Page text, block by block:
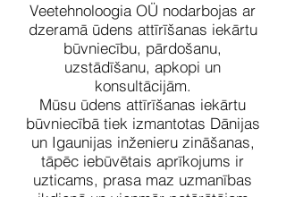
Veetehnoloogia OÜ nodarbojas ar
dzeramā ūdens attīrīšanas iekārtu
būvniecību, pārdošanu,
uzstādīšanu, apkopi un
konsultācijām.
Mūsu ūdens attīrīšanas iekārtu
būvniecībā tiek izmantotas Dānijas
un Igaunijas inženieru zināšanas,
tāpēc iebūvētais aprīkojums ir
uzticams, prasa maz uzmanības